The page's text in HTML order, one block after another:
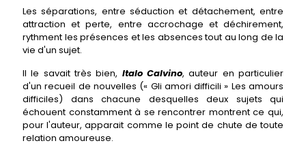
Les séparations, entre séduction et détachement, entre
attraction et perte, entre accrochage et déchirement,
rythment les présences et les absences tout au long de la
vie d'un sujet.
Il le savait très bien, Italo Calvino, auteur en particulier
d'un recueil de nouvelles (« Gli amori difficili » Les amours
difficiles) dans chacune desquelles deux sujets qui
échouent constamment à se rencontrer montrent ce qui,
pour l'auteur, apparait comme le point de chute de toute
relation amoureuse.